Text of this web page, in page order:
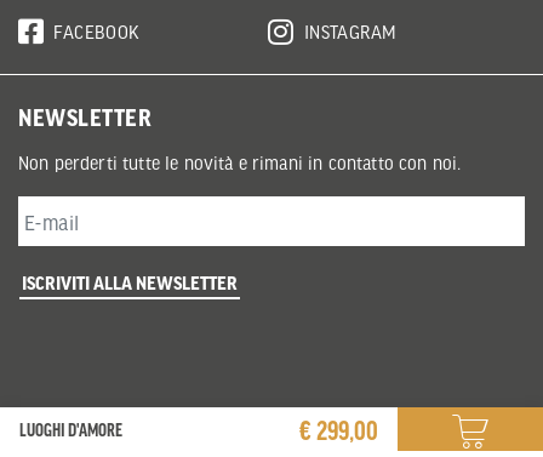
LUOGHI D'AMORE € 299,00
FACEBOOK INSTAGRAM
NEWSLETTER
Non perderti tutte le novità e rimani in contatto con noi.
ISCRIVITI ALLA NEWSLETTER